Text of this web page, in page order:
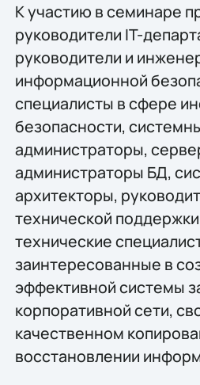
К участию в семинаре
руководители IT-
руководители и
информационной
специалисты в сфере
безопасности,
администраторы,
администраторы БД,
архитекторы,
технической
технические
заинтересованные в
эффективной системы
корпоративной сети,
качественном
восстановлении